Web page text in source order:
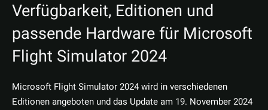
Verfügbarkeit, Editionen und
passende Hardware für Microsoft
Flight Simulator 2024
Microsoft Flight Simulator 2024 wird in verschiedenen
Editionen angeboten und das Update am 19. November 2024